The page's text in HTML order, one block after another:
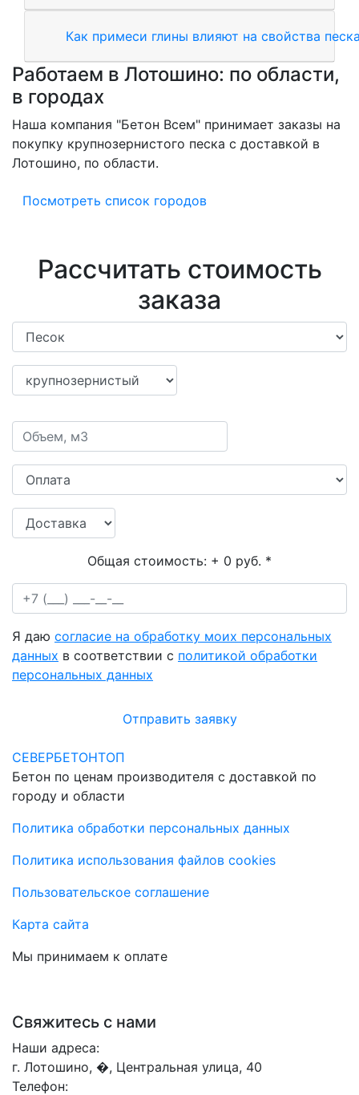
Как примеси глины влияют на свойства
Работаем в Лотошино: по области,
в городах
Наша компания "Бетон Всем" принимает заказы на
покупку крупнозернистого песка с доставкой в
Лотошино, по области.
Посмотреть список городов
Рассчитать стоимость
заказа
Общая стоимость: + 0 руб. *
Я даю согласие на обработку моих персональных
данных в соответствии с политикой обработки
персональных данных
Отправить заявку
СЕВЕРБЕТОНТОП
Бетон по ценам производителя с доставкой по
городу и области
Политика обработки персональных данных
Политика использования файлов cookies
Пользовательское соглашение
Карта сайта
Мы принимаем к оплате
Свяжитесь с нами
Наши адреса:
г. Лотошино, �, Центральная улица, 40
Телефон: